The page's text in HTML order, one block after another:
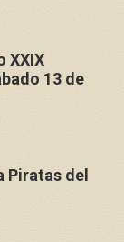
XXIX
13 de
Piratas del